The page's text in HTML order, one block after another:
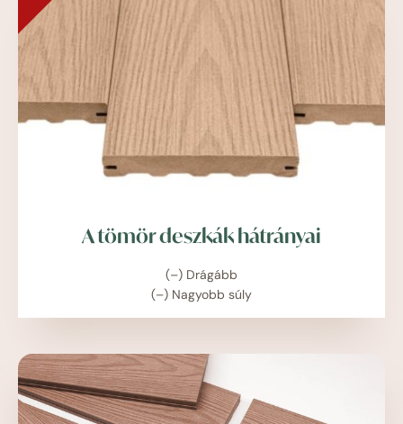
A tömör deszkák hátrányai
(–) Drágább
(–) Nagyobb súly